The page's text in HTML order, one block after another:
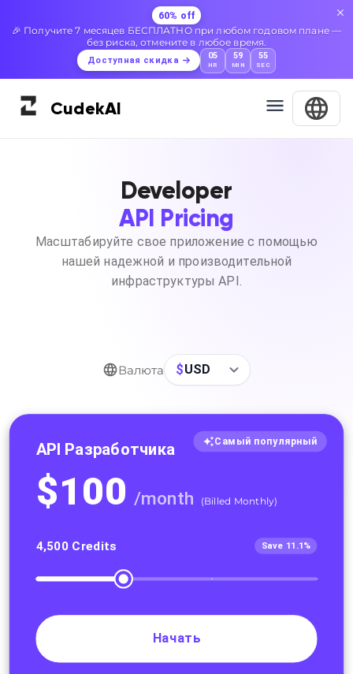
60% off
🎉 Получите 7 месяцев БЕСПЛАТНО при любом годовом плане —
без риска, отмените в любое время.
Доступная скидка 05
HR
59
MIN
55
SEC
CudekAI
Developer
API Pricing
Масштабируйте свое приложение с помощью
нашей надежной и производительной
инфраструктуры API.
Валюта $USD
Самый популярный
API Разработчика
$100 /month (Billed Monthly)
4,500 Credits Save 11.1%
Начать